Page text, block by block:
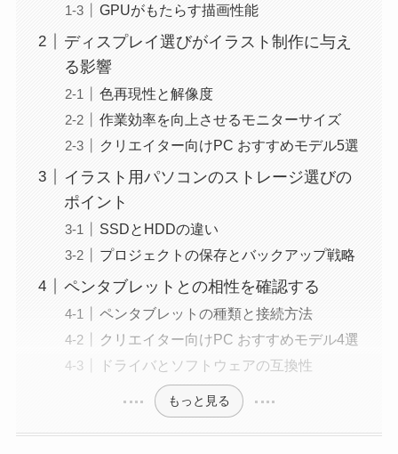
GPUがもたらす描画性能
ディスプレイ選びがイラスト制作に与え
る影響
色再現性と解像度
作業効率を向上させるモニターサイズ
クリエイター向けPC おすすめモデル5選
イラスト用パソコンのストレージ選びの
ポイント
SSDとHDDの違い
プロジェクトの保存とバックアップ戦略
ペンタブレットとの相性を確認する
ペンタブレットの種類と接続方法
クリエイター向けPC おすすめモデル4選
ドライバとソフトウェアの互換性
もっと見る